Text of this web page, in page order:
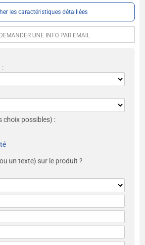
les caractéristiques détaillées
DEMANDER UNE INFO PAR EMAIL
:
choix possibles) :
un texte) sur le produit ?